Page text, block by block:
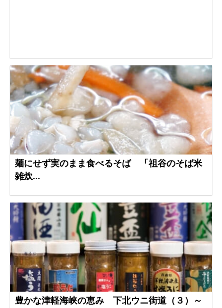
麺にせず実のまま食べるそば 「祖谷のそば米
雑炊...
豊かな津軽海峡の恵み 下北ウニ街道（３）～